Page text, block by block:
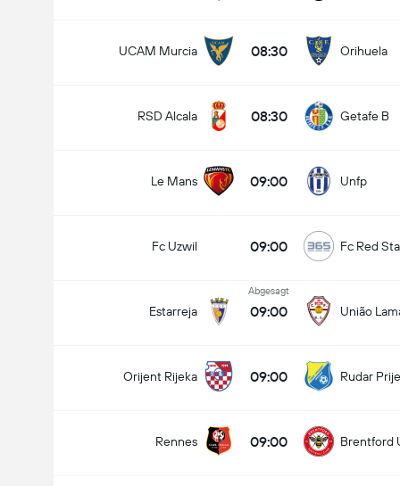
UCAM Murcia 08:30 Orihuela
RSD Alcala 08:30 Getafe B
Le Mans 09:00 Unfp
Fc Uzwil 09:00 Fc Red
Estarreja
Abgesagt
09:00 União
Orijent Rijeka 09:00 Rudar
Rennes 09:00 Brentford